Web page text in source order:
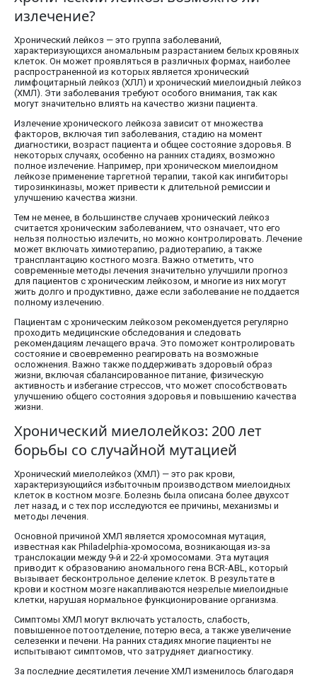
излечение?
Хронический лейкоз — это группа заболеваний,
характеризующихся аномальным разрастанием белых кровяных
клеток. Он может проявляться в различных формах, наиболее
распространенной из которых является хронический
лимфоцитарный лейкоз (ХЛЛ) и хронический миелоидный лейкоз
(ХМЛ). Эти заболевания требуют особого внимания, так как
могут значительно влиять на качество жизни пациента.
Излечение хронического лейкоза зависит от множества
факторов, включая тип заболевания, стадию на момент
диагностики, возраст пациента и общее состояние здоровья. В
некоторых случаях, особенно на ранних стадиях, возможно
полное излечение. Например, при хроническом миелоидном
лейкозе применение таргетной терапии, такой как ингибиторы
тирозинкиназы, может привести к длительной ремиссии и
улучшению качества жизни.
Тем не менее, в большинстве случаев хронический лейкоз
считается хроническим заболеванием, что означает, что его
нельзя полностью излечить, но можно контролировать. Лечение
может включать химиотерапию, радиотерапию, а также
трансплантацию костного мозга. Важно отметить, что
современные методы лечения значительно улучшили прогноз
для пациентов с хроническим лейкозом, и многие из них могут
жить долго и продуктивно, даже если заболевание не поддается
полному излечению.
Пациентам с хроническим лейкозом рекомендуется регулярно
проходить медицинские обследования и следовать
рекомендациям лечащего врача. Это поможет контролировать
состояние и своевременно реагировать на возможные
осложнения. Важно также поддерживать здоровый образ
жизни, включая сбалансированное питание, физическую
активность и избегание стрессов, что может способствовать
улучшению общего состояния здоровья и повышению качества
жизни.
Хронический миелолейкоз: 200 лет
борьбы со случайной мутацией
Хронический миелолейкоз (ХМЛ) — это рак крови,
характеризующийся избыточным производством миелоидных
клеток в костном мозге. Болезнь была описана более двухсот
лет назад, и с тех пор исследуются ее причины, механизмы и
методы лечения.
Основной причиной ХМЛ является хромосомная мутация,
известная как Philadelphia-хромосома, возникающая из-за
транслокации между 9-й и 22-й хромосомами. Эта мутация
приводит к образованию аномального гена BCR-ABL, который
вызывает бесконтрольное деление клеток. В результате в
крови и костном мозге накапливаются незрелые миелоидные
клетки, нарушая нормальное функционирование организма.
Симптомы ХМЛ могут включать усталость, слабость,
повышенное потоотделение, потерю веса, а также увеличение
селезенки и печени. На ранних стадиях многие пациенты не
испытывают симптомов, что затрудняет диагностику.
За последние десятилетия лечение ХМЛ изменилось благодаря